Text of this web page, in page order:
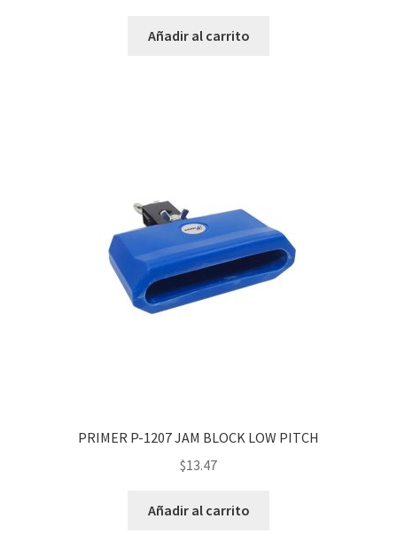
Añadir al carrito
PRIMER P-1207 JAM BLOCK LOW PITCH
$13.47
Añadir al carrito